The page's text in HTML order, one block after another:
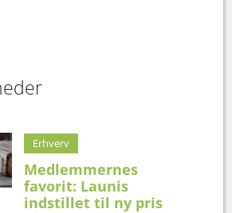
Erhverv
Medlemmernes
favorit: Launis
indstillet til ny pris